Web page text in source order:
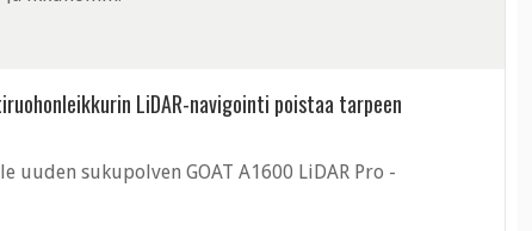
LiDAR-navigointi poistaa tarpeen
uuden sukupolven GOAT A1600 LiDAR Pro -